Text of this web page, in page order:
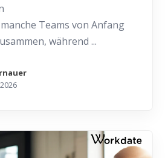
Teams von Anfang
während ...